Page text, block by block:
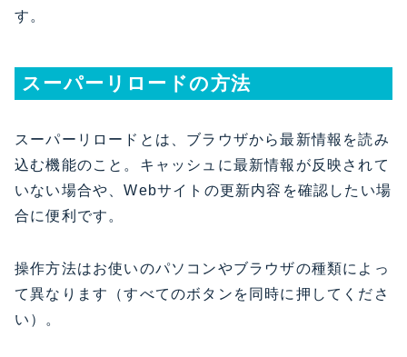
す。
スーパーリロードの方法
スーパーリロードとは、ブラウザから最新情報を読み
込む機能のこと。キャッシュに最新情報が反映されて
いない場合や、Webサイトの更新内容を確認したい場
合に便利です。
操作方法はお使いのパソコンやブラウザの種類によっ
て異なります（すべてのボタンを同時に押してくださ
い）。